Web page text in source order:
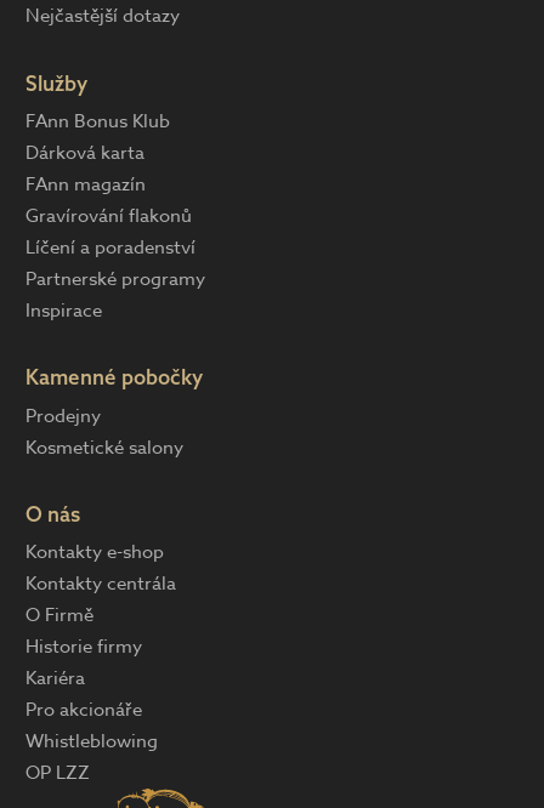
Nejčastější dotazy
Služby
FAnn Bonus Klub
Dárková karta
FAnn magazín
Gravírování flakonů
Líčení a poradenství
Partnerské programy
Inspirace
Kamenné pobočky
Prodejny
Kosmetické salony
O nás
Kontakty e-shop
Kontakty centrála
O Firmě
Historie firmy
Kariéra
Pro akcionáře
Whistleblowing
OP LZZ